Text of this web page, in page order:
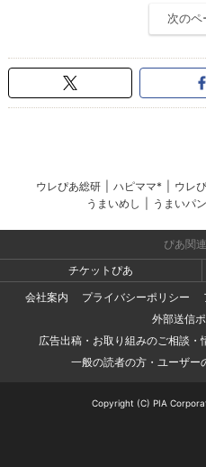
次のペ
ウレぴあ総研 ハピママ* ウレ
うまいめし
うまいパン
ぴあ関
チケットぴあ
会社案内
プライバシーポリシー
外部送信
広告出稿・お取り組みのご相談
一般の読者の方・ユーザー
Copyright (C) PIA